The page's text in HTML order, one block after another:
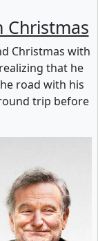
Christmas
Christmas with
that he
road with his
trip before